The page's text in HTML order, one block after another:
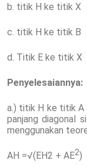
b. titik H ke titik X
c. titik H ke titik B
d. Titik E ke titik X
Penyelesaiannya:
a.) titik H ke titik A
panjang diagonal
menggunakan
AH =√(EH2 + AE2)